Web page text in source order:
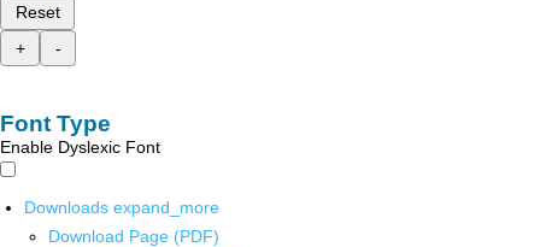
Reset
+
-
Font Type
Enable Dyslexic Font
Downloads expand_more
Download Page (PDF)